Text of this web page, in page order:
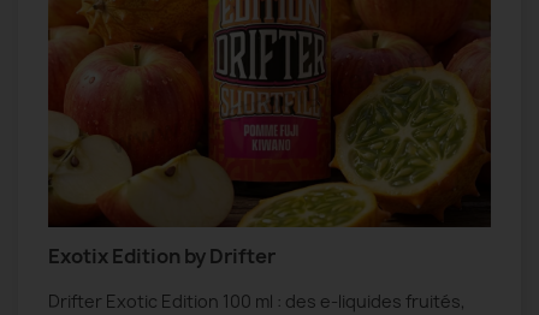
Exotix Edition by Drifter
Drifter Exotic Edition 100 ml : des e-liquides fruités,